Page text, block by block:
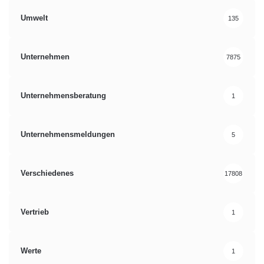
Umwelt 135
Unternehmen 7875
Unternehmensberatung 1
Unternehmensmeldungen 5
Verschiedenes 17808
Vertrieb 1
Werte 1